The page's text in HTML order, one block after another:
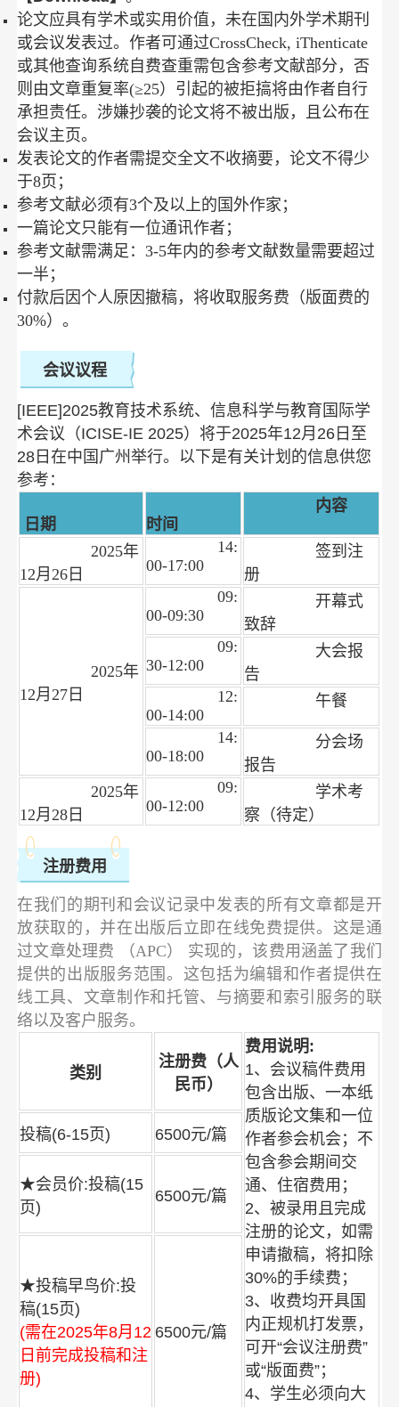
论文应具有学术或实用价值，未在国内外学术期刊
或会议发表过。作者可通过CrossCheck, iThenticate
或其他查询系统自费查重需包含参考文献部分，否
则由文章重复率(≥25）引起的被拒搞将由作者自行
承担责任。涉嫌抄袭的论文将不被出版，且公布在
会议主页。
发表论文的作者需提交全文不收摘要，论文不得少
于8页；
参考文献必须有3个及以上的国外作家；
一篇论文只能有一位通讯作者；
参考文献需满足：3-5年内的参考文献数量需要超过
一半；
付款后因个人原因撤稿，将收取服务费（版面费的
30%）。
会议议程
[IEEE]2025教育技术系统、信息科学与教育国际学
术会议（ICISE-IE 2025）将于2025年12月26日至
28日在中国广州举行。以下是有关计划的信息供您
参考：
日期 时间
内容
2025年
12月26日
14:
00-17:00
签到注
册
2025年
12月27日
09:
00-09:30
开幕式
致辞
09:
30-12:00
大会报
告
12:
00-14:00
午餐
14:
00-18:00
分会场
报告
2025年
12月28日
09:
00-12:00
学术考
察（待定）
注册费用
在我们的期刊和会议记录中发表的所有文章都是开
放获取的，并在出版后立即在线免费提供。这是通
过文章处理费 （APC） 实现的，该费用涵盖了我们
提供的出版服务范围。这包括为编辑和作者提供在
线工具、文章制作和托管、与摘要和索引服务的联
络以及客户服务。
类别
注册费（人
民币）
费用说明:
1、会议稿件费用
包含出版、一本纸
质版论文集和一位
作者参会机会；不
包含参会期间交
通、住宿费用；
2、被录用且完成
注册的论文，如需
申请撤稿，将扣除
30%的手续费；
3、收费均开具国
内正规机打发票，
可开“会议注册费”
或“版面费”；
4、学生必须向大
投稿(6-15页) 6500元/篇
★会员价:投稿(15
页)
6500元/篇
★投稿早鸟价:投
稿(15页)
(需在2025年8月12
日前完成投稿和注
册)
6500元/篇